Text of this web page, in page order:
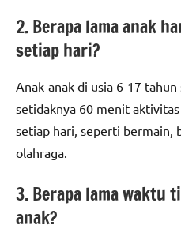
2. Berapa lama anak
setiap hari?
Anak-anak di usia 6-17
setidaknya 60 menit
setiap hari, seperti bermain,
olahraga.
3. Berapa lama waktu
anak?